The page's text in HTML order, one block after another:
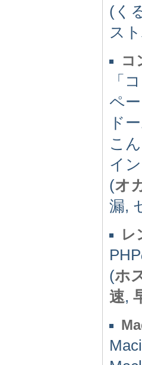
(く
ス
コ
「
ペ
ド
こ
イ
(オ
漏,
レ
(ホ
速,